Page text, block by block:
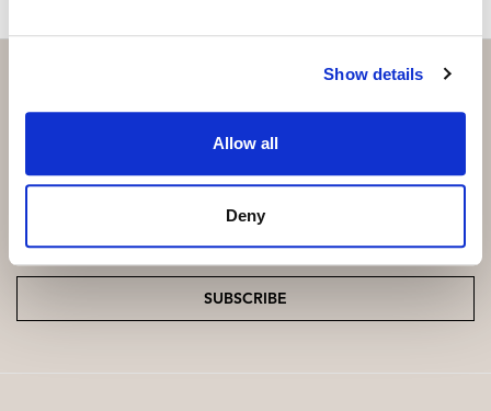
Show details
Allow all
Deny
Subscribe and be the first to receive exclusive
offers and updates.
SUBSCRIBE